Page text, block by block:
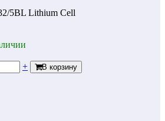
5BL Lithium Cell
+ В корзину